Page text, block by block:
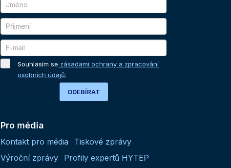
Souhlasím se zásadami ochrany a zpracování
osobních údajů.
ODEBÍRAT
Pro média
Kontakt pro média
Tiskové zprávy
Výroční zprávy
Profily expertů HYTEP